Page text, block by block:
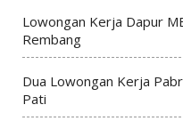
Lowongan Kerja Dapur
Rembang
Dua Lowongan Kerja
Pati